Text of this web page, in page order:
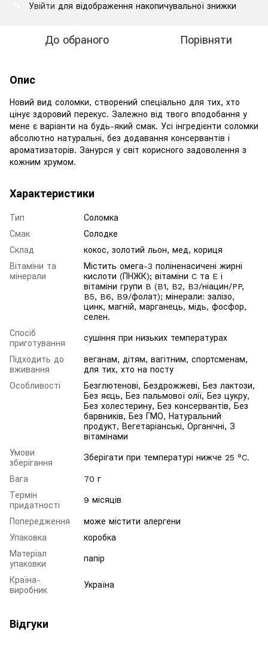
Увійти для відображення накопичувальної знижки
До обраного Порівняти
Опис
Новий вид соломки, створений спеціально для тих, хто
цінує здоровий перекус. Залежно від твого вподобання у
мене є варіанти на будь-який смак. Усі інгредієнти соломки
абсолютно натуральні, без додавання консервантів і
ароматизаторів. Занурся у світ корисного задоволення з
кожним хрумом.
Характеристики
Тип
Соломка
Смак
Солодке
Склад
кокос, золотий льон, мед, кориця
Вітаміни та
мінерали
Містить омега-3 поліненасичені жирні
кислоти (ПНЖК); вітаміни C та E і
вітаміни групи B (B1, B2, B3/ніацин/PP,
B5, B6, B9/фолат); мінерали: залізо,
цинк, магній, марганець, мідь, фосфор,
селен.
Спосіб
приготування
сушіння при низьких температурах
Підходить до
вживання
веганам, дітям, вагітним, спортсменам,
для тих, хто на посту
Особливості
Безглютенові, Бездрожжеві, Без лактози,
Без яєць, Без пальмової олії, Без цукру,
Без холестерину, Без консервантів, Без
барвників, Без ГМО, Натуральний
продукт, Вегетаріанські, Органічні, З
вітамінами
Умови
зберігання
Зберігати при температурі нижче 25 °C.
Вага
70 г
Термін
придатності
9 місяців
Попередження
може містити алергени
Упаковка
коробка
Матеріал
упаковки
папір
Країна-
виробник
Україна
Відгуки